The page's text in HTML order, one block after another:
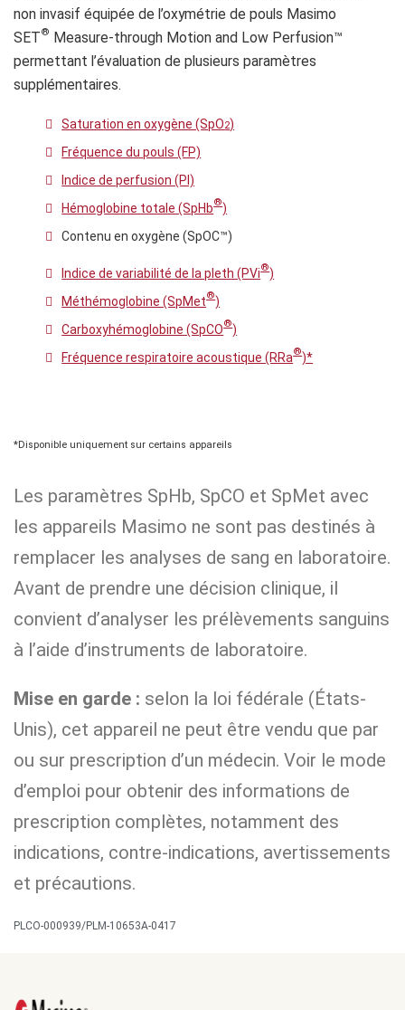
non invasif équipée de l’oxymétrie de pouls Masimo
SET® Measure-through Motion and Low Perfusion™
permettant l’évaluation de plusieurs paramètres
supplémentaires.
Saturation en oxygène (SpO2)
Fréquence du pouls (FP)
Indice de perfusion (PI)
Hémoglobine totale (SpHb®)
Contenu en oxygène (SpOC™)
Indice de variabilité de la pleth (PVi®)
Méthémoglobine (SpMet®)
Carboxyhémoglobine (SpCO®)
Fréquence respiratoire acoustique (RRa®)*
*Disponible uniquement sur certains appareils
Les paramètres SpHb, SpCO et SpMet avec
les appareils Masimo ne sont pas destinés à
remplacer les analyses de sang en laboratoire.
Avant de prendre une décision clinique, il
convient d’analyser les prélèvements sanguins
à l’aide d’instruments de laboratoire.
Mise en garde : selon la loi fédérale (États-
Unis), cet appareil ne peut être vendu que par
ou sur prescription d’un médecin. Voir le mode
d’emploi pour obtenir des informations de
prescription complètes, notamment des
indications, contre-indications, avertissements
et précautions.
PLCO-000939/PLM-10653A-0417